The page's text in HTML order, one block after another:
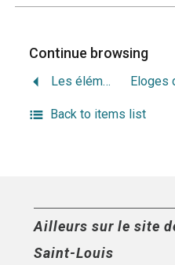
Continue browsing
Les éléments de l’histoire, par l’abbé de Vallemont
Back to items list
Ailleurs sur le site
Saint-Louis